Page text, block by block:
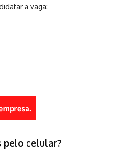
a vaga:
pelo celular?